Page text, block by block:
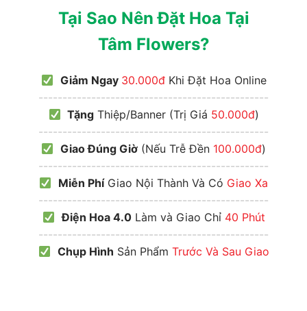
Tại Sao Nên Đặt Hoa Tại
Tâm Flowers?
Giảm Ngay 30.000đKhi Đặt Hoa Online
------------------------------------------------
TặngThiệp/Banner (Trị Giá 50.000đ)
------------------------------------------------
Giao Đúng Giờ (Nếu Trễ Đền 100.000đ)
------------------------------------------------
Miễn PhíGiao Nội Thành Và Có Giao Xa
------------------------------------------------
Điện Hoa 4.0Làm và Giao Chỉ 40 Phút
------------------------------------------------
Chụp Hình Sản Phẩm Trước Và Sau Giao